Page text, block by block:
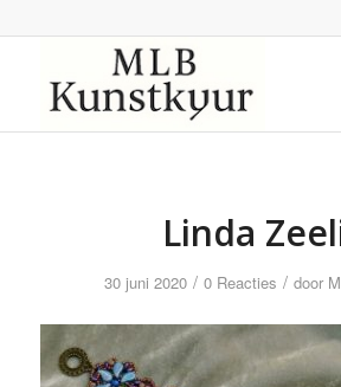
Linda
30 juni 2020 / 0 Reacties / door